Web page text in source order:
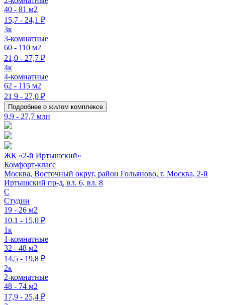
40 - 81 м2
15,7 - 24,1 ₽
3к
3-комнатные
60 - 110 м2
21,0 - 27,7 ₽
4к
4-комнатные
62 - 115 м2
21,9 - 27,0 ₽
Подробнее о жилом комплексе
9,9 - 27,7 млн
ЖК «2-й Иртышский»
Комфорт-класс
Москва, Восточный округ, район Гольяново, г. Москва, 2-й
Иртышский пр-д, вл. 6, вл. 8
C
Студии
19 - 26 м2
10,1 - 15,0 ₽
1к
1-комнатные
32 - 48 м2
14,5 - 19,8 ₽
2к
2-комнатные
48 - 74 м2
17,9 - 25,4 ₽